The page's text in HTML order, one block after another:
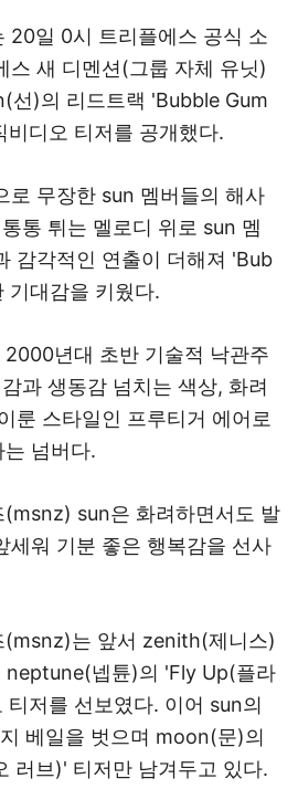
20일 0시 트리플에스 공식 소
스 새 디멘션(그룹 자체 유닛)
선)의 리드트랙 'Bubble Gum
디오 티저를 공개했다.
로 무장한 sun 멤버들의 해사
통 튀는 멜로디 위로 sun 멤
감각적인 연출이 더해져 'Bub
기대감을 키웠다.
년대 초반 기술적 낙관주
과 생동감 넘치는 색상, 화려
룬 스타일인 프루티거 에어로
넘버다.
(msnz) sun은 화려하면서도 발
세워 기분 좋은 행복감을 선사
(msnz)는 앞서 zenith(제니스)
neptune(넵튠)의 'Fly Up(플라
저를 선보였다. 이어 sun의
베일을 벗으며 moon(문)의
러브)' 티저만 남겨두고 있다.